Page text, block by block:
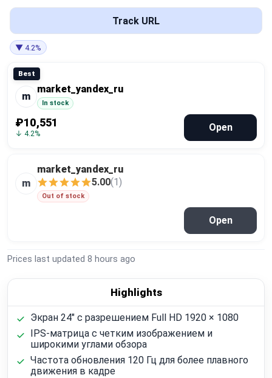
Compare
Plans & Pricing
Track URL
▼ 4.2%
Best
m
market_yandex_ru
In stock
₽10,551
↓ 4.2%
Open
m
market_yandex_ru
5.00(1)
Out of stock
Open
Prices last updated 8 hours ago
Highlights
Экран 24" с разрешением Full HD 1920 × 1080
IPS-матрица с четким изображением и
широкими углами обзора
Частота обновления 120 Гц для более плавного
движения в кадре